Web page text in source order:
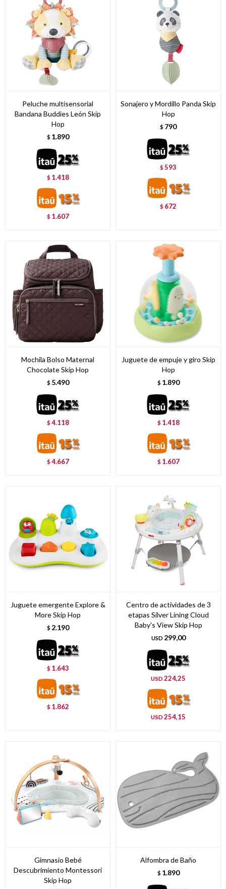
Peluche multisensorial
Bandana Buddies León Skip
Hop
$ 1.890
$ 1.418
$ 1.607
Sonajero y Mordillo Panda Skip
Hop
$ 790
$593
$ 672
Mochila Bolso Maternal
Chocolate Skip Hop
$ 5.490
$4.118
$4.667
Juguete de empuje y giro Skip
Hop
$ 1.890
$ 1.418
$ 1.607
Juguete emergente Explore &
More Skip Hop
$ 2.190
$ 1.643
$ 1.862
Centro de actividades de 3
etapas Silver Lining Cloud
Baby's View Skip Hop
USD 299,00
USD 224,25
USD 254,15
Gimnasio Bebé
Descubrimiento Montessori
Skip Hop
Alfombra de Baño
$ 1.890